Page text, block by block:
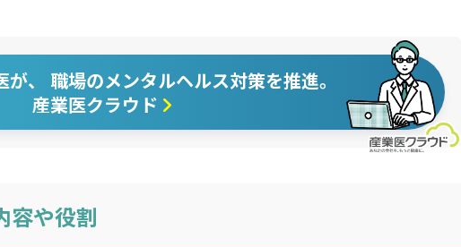
、 職場のメンタルヘルス対策を推進。
産業医クラウド
容や役割